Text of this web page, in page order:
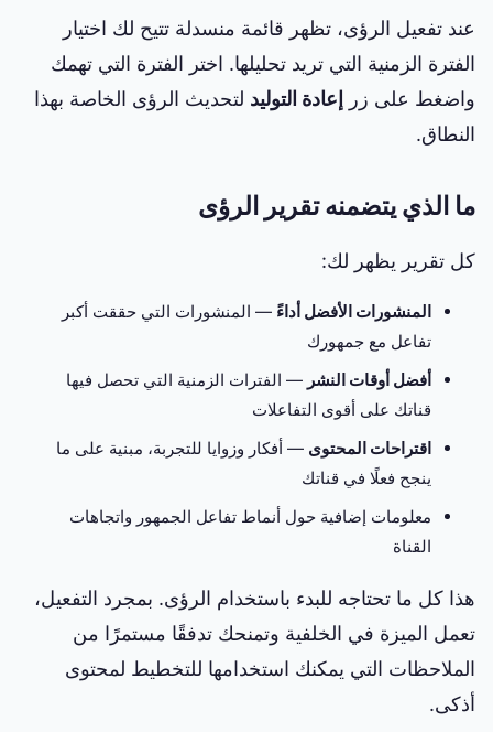
عند تفعيل الرؤى، تظهر قائمة منسدلة تتيح لك اختيار
الفترة الزمنية التي تريد تحليلها. اختر الفترة التي تهمك
واضغط على زر إعادة التوليدلتحديث الرؤى الخاصة بهذا
النطاق.
ما الذي يتضمنه تقرير الرؤى
كل تقرير يظهر لك:
المنشورات الأفضل أداءً— المنشورات التي حققت أكبر
تفاعل مع جمهورك
أفضل أوقات النشر— الفترات الزمنية التي تحصل فيها
قناتك على أقوى التفاعلات
اقتراحات المحتوى— أفكار وزوايا للتجربة، مبنية على ما
ينجح فعلًا في قناتك
معلومات إضافية حول أنماط تفاعل الجمهور واتجاهات
القناة
هذا كل ما تحتاجه للبدء باستخدام الرؤى. بمجرد التفعيل،
تعمل الميزة في الخلفية وتمنحك تدفقًا مستمرًا من
الملاحظات التي يمكنك استخدامها للتخطيط لمحتوى
أذكى.